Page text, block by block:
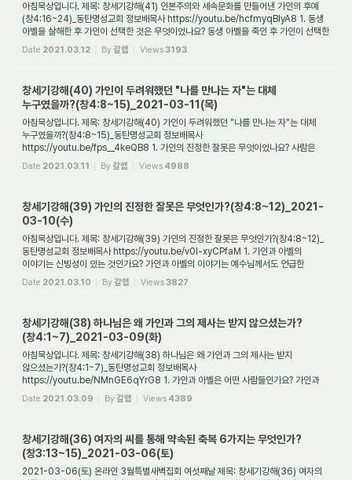
아침묵상입니다. 제목: 창세기강해(41) 인본주의와 세속문화를 만들어낸 가인의 후예
(창4:16~24)_동탄명성교회 정보배목사 https://youtu.be/hcfmyqBlyA8 1. 동생
아벨을 살해한 후 가인이 선택한 것은 무엇이었나요? 동생 아벨을 죽인 후 가인이 선택한
것은 ...
Date 2021.03.12 By갈렙 Views3193
창세기강해(40) 가인이 두려워했던 "나를 만나는 자"는 대체
누구였을까?(창4:8~15)_2021-03-11(목)
아침묵상입니다. 제목: 창세기강해(40) 가인이 두려워했던 "나를 만나는 자"는 대체
누구였을까?(창4:8~15)_동탄명성교회 정보배목사
https://youtu.be/fps__4keQB8 1. 가인의 진정한 잘못은 무엇이었나요? 사람은
누구나 범죄할 수 있습니다. 하지만 가인이 ...
Date 2021.03.11 By갈렙 Views 4988
창세기강해(39) 가인의 진정한 잘못은 무엇인가?(창4:8~12)_2021-
03-10(수)
아침묵상입니다. 제목: 창세기강해(39) 가인의 진정한 잘못은 무엇인가?(창4:8~12)_
동탄명성교회 정보배목사 https://youtu.be/v0l-xyCPfaM 1. 가인과 아벨의
이야기는 신빙성이 있는 것인가요? 가인과 아벨의 이야기는 예수님께서도 언급한
이야기이며, 사도...
Date 2021.03.10 By갈렙 Views3827
창세기강해(38) 하나님은 왜 가인과 그의 제사는 받지 않으셨는가?
(창4:1~7)_2021-03-09(화)
아침묵상입니다. 제목: 창세기강해(38) 하나님은 왜 가인과 그의 제사는 받지
않으셨는가?(창4:1~7)_동탄명성교회 정보배목사
https://youtu.be/NMnGE6qYrG8 1. 가인과 아벨은 어떤 사람들인가요? 가인과
아벨은 창조의 2세대입니다. 창조의 1세대는 최초의 부...
Date 2021.03.09 By갈렙 Views 4389
창세기강해(36) 여자의 씨를 통해 약속된 축복 6가지는 무엇인가?
(창3:13~15)_2021-03-06(토)
2021-03-06(토) 온라인 3월특별새벽집회 여섯째날 제목: 창세기강해(36) 여자의